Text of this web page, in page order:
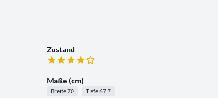
Zustand
Maße (cm)
Breite 70 Tiefe 67,7